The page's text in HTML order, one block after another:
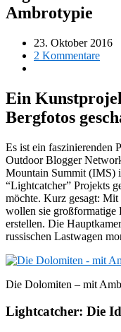
Ambrotypie
23. Oktober 2016
2 Kommentare
Ein
Bergfotos
Es ist ein faszinierenden
Outdoor Blogger
Mountain Summit (IMS)
“Lightcatcher” Projekts
möchte. Kurz gesagt:
wollen sie großformatige
erstellen. Die
russischen Lastwagen
Die Dolomiten – mit
Lightcatcher: Die